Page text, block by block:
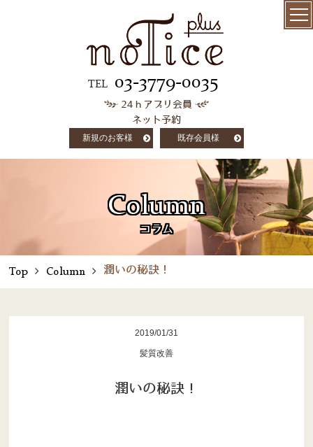
TEL 03-3779-0035
24ｈアプリ会員
ネット予約
新規のお客様 既存会員様
salon info
column
staff
Column
コラム
Top Column 潤いの秘訣！
2019/01/31
髪質改善
潤いの秘訣！